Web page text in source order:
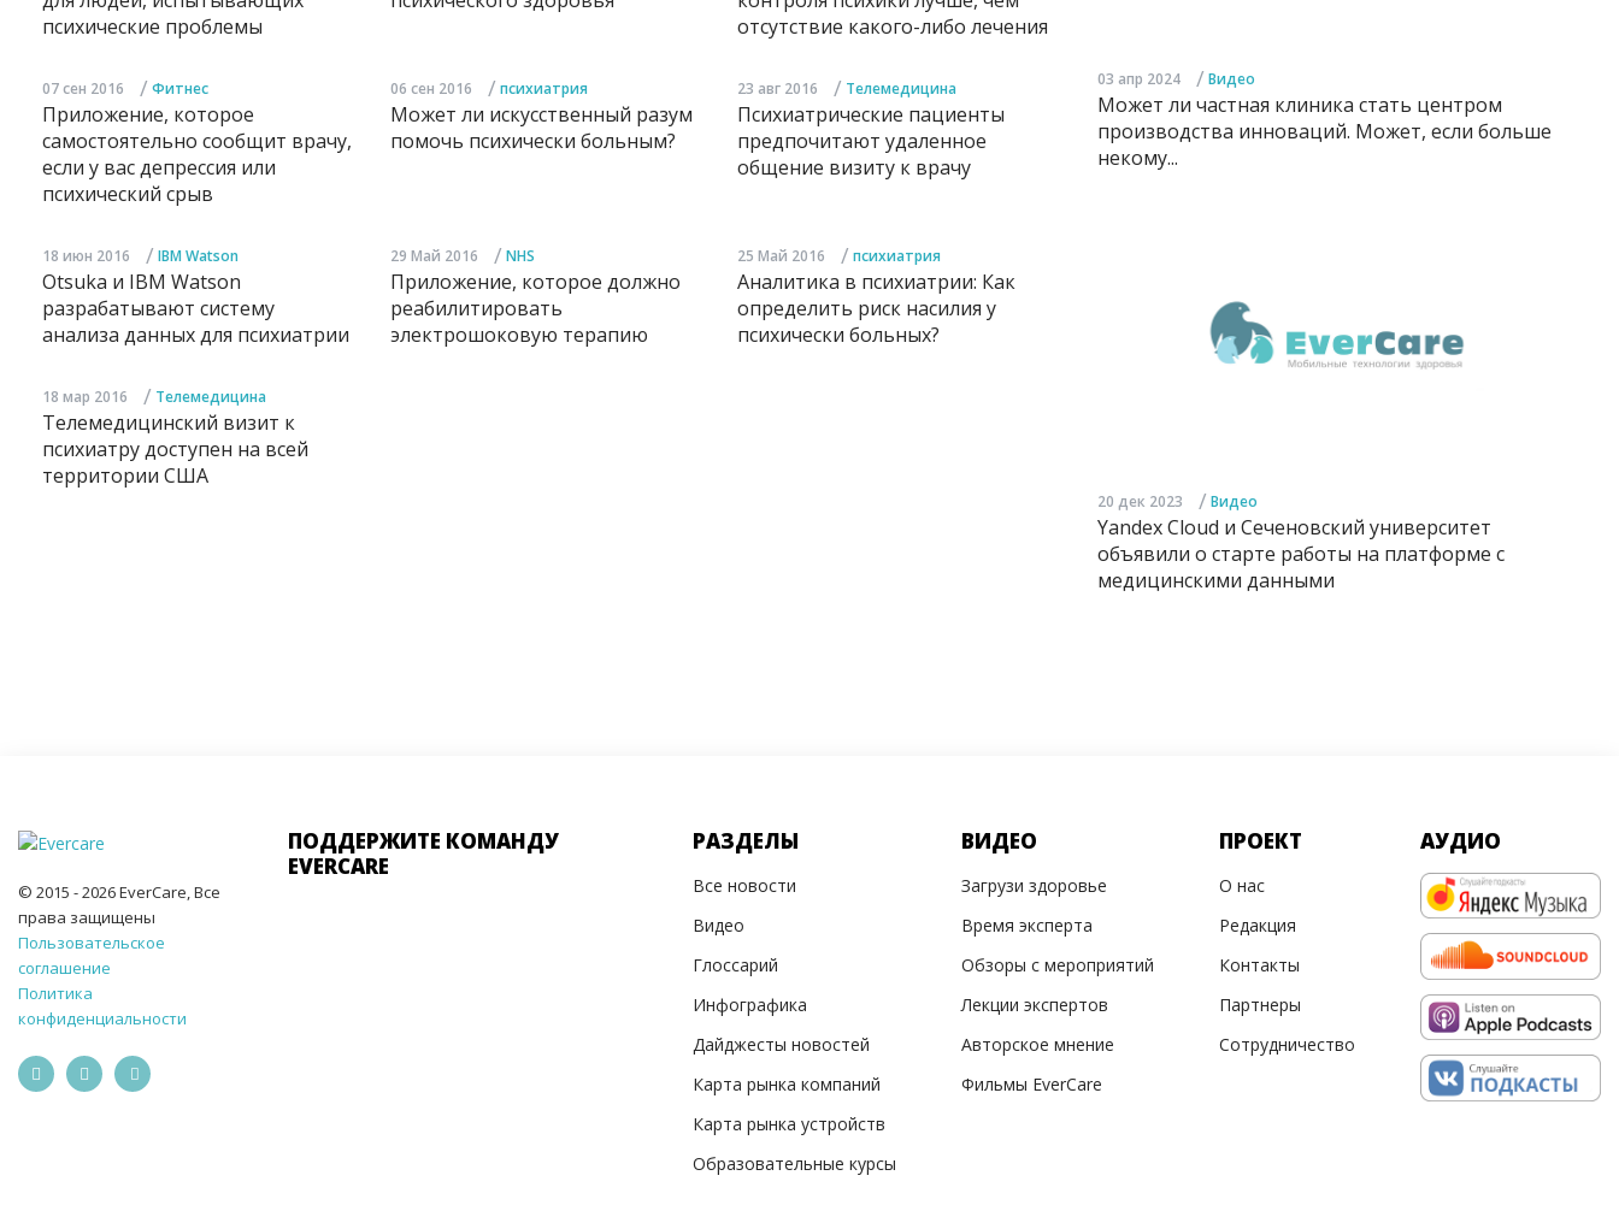
психические проблемы
отсутствие какого-либо лечения
07 сен 2016 / Фитнес
Приложение, которое
самостоятельно сообщит врачу,
если у вас депрессия или
психический срыв
06 сен 2016 / психиатрия
Может ли искусственный разум
помочь психически больным?
23 авг 2016 / Телемедицина
Психиатрические пациенты
предпочитают удаленное
общение визиту к врачу
18 июн 2016 / IBM Watson
Otsuka и IBM Watson
разрабатывают систему
анализа данных для психиатрии
29 Май 2016 / NHS
Приложение, которое должно
реабилитировать
электрошоковую терапию
25 Май 2016 / психиатрия
Аналитика в психиатрии: Как
определить риск насилия у
психически больных?
18 мар 2016 / Телемедицина
Телемедицинский визит к
психиатру доступен на всей
территории США
03 апр 2024 / Видео
Может ли частная клиника стать центром
производства инноваций. Может, если больше
некому...
20 дек 2023 / Видео
Yandex Cloud и Сеченовский университет
объявили о старте работы на платформе с
медицинскими данными
© 2015 - 2026 EverCare, Все
права защищены
Пользовательское
соглашение
Политика
конфиденциальности
ПОДДЕРЖИТЕ КОМАНДУ
EVERCARE
РАЗДЕЛЫ
Все новости
Видео
Глоссарий
Инфографика
Дайджесты новостей
Карта рынка компаний
Карта рынка устройств
Образовательные курсы
ВИДЕО
Загрузи здоровье
Время эксперта
Обзоры с мероприятий
Лекции экспертов
Авторское мнение
Фильмы EverCare
ПРОЕКТ
О нас
Редакция
Контакты
Партнеры
Сотрудничество
АУДИО